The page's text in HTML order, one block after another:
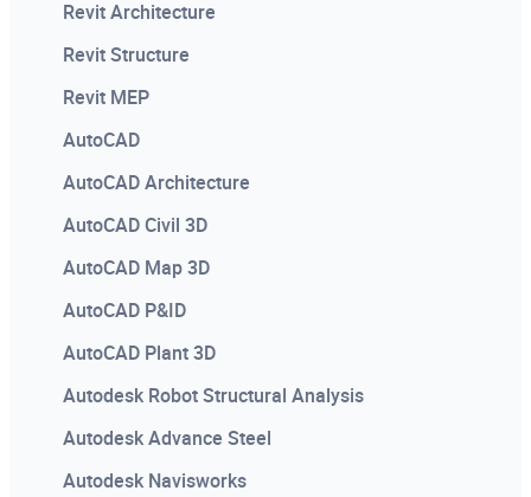
Revit Architecture
Revit Structure
Revit MEP
AutoCAD
AutoCAD Architecture
AutoCAD Civil 3D
AutoCAD Map 3D
AutoCAD P&ID
AutoCAD Plant 3D
Autodesk Robot Structural Analysis
Autodesk Advance Steel
Autodesk Navisworks